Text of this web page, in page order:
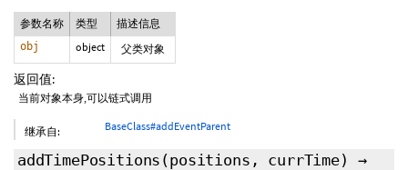
参数名称 类型 描述信息
obj object 父类对象
返回值:
当前对象本身,可以链式调用
继承自: BaseClass#addEventParent
addTimePositions (positions, currTime)
→